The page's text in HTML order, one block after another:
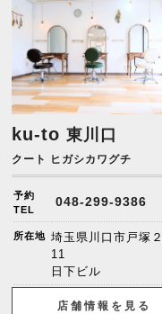
ku-to東川口
クート ヒガシカワグチ
予約
TEL
048-299-9386
所在地 埼玉県川口市戸塚
11
日下ビル
店舗情報を見る